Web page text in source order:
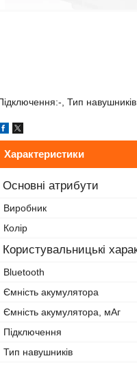
, Тип
Характеристики
Основні атрибути
Виробник
Колір
Користувальницькі
Bluetooth
Ємність акумулятора
Ємність акумулятора, мАг
Підключення
Тип навушників